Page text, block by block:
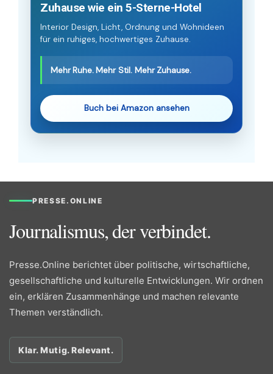
Zuhause wie ein 5-Sterne-Hotel
Interior Design, Licht, Ordnung und Wohnideen
für ein ruhiges, hochwertiges Zuhause.
Mehr Ruhe. Mehr Stil. Mehr Zuhause.
Buch bei Amazon ansehen
PRESSE.ONLINE
Journalismus, der verbindet.
Presse.Online berichtet über politische, wirtschaftliche,
gesellschaftliche und kulturelle Entwicklungen. Wir ordnen
ein, erklären Zusammenhänge und machen relevante
Themen verständlich.
Klar. Mutig. Relevant.